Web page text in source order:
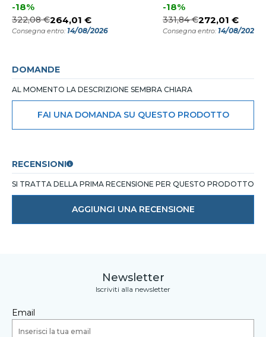
-18%
322,08 €264,01 €
Consegna entro: 14/08/2026
-18%
331,84 €272,01 €
Consegna entro: 14/08/2026
DOMANDE
AL MOMENTO LA DESCRIZIONE SEMBRA CHIARA
FAI UNA DOMANDA SU QUESTO PRODOTTO
RECENSIONI
SI TRATTA DELLA PRIMA RECENSIONE PER QUESTO PRODOTTO
AGGIUNGI UNA RECENSIONE
Newsletter
Iscriviti alla newsletter
Email